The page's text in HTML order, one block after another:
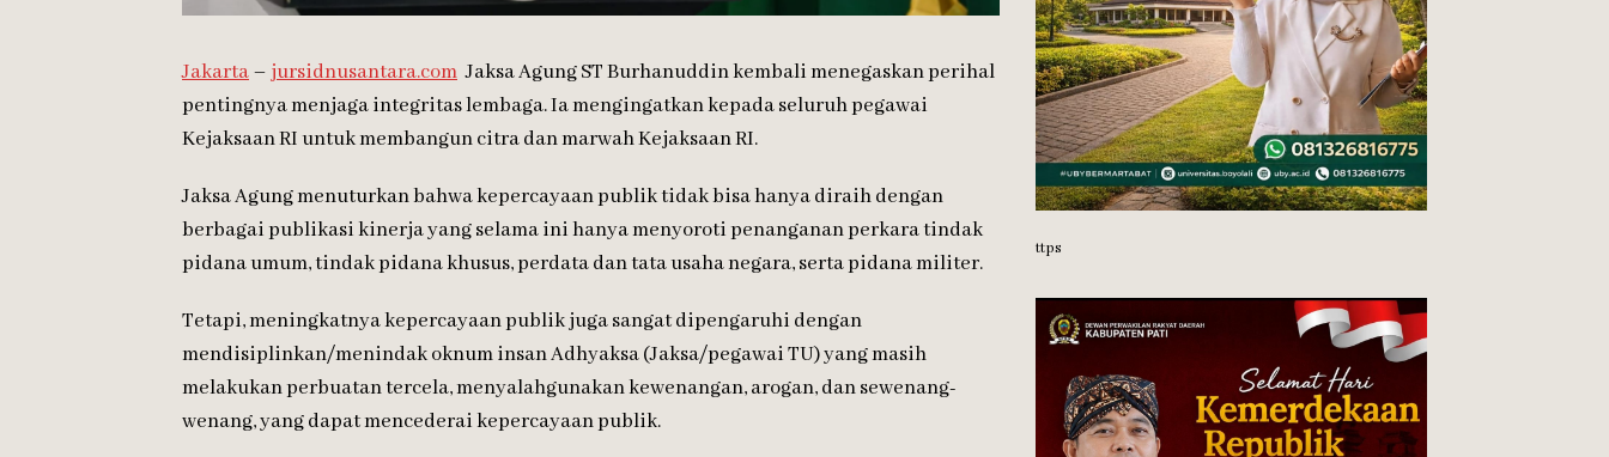
Jakarta– jursidnusantara.com Jaksa Agung ST Burhanuddin kembali menegaskan perihal
pentingnya menjaga integritas lembaga. Ia mengingatkan kepada seluruh pegawai
Kejaksaan RI untuk membangun citra dan marwah Kejaksaan RI.
Jaksa Agung menuturkan bahwa kepercayaan publik tidak bisa hanya diraih dengan
berbagai publikasi kinerja yang selama ini hanya menyoroti penanganan perkara tindak
pidana umum, tindak pidana khusus, perdata dan tata usaha negara, serta pidana militer.
Tetapi, meningkatnya kepercayaan publik juga sangat dipengaruhi dengan
mendisiplinkan/menindak oknum insan Adhyaksa (Jaksa/pegawai TU) yang masih
melakukan perbuatan tercela, menyalahgunakan kewenangan, arogan, dan sewenang-
wenang, yang dapat mencederai kepercayaan publik.
ttps